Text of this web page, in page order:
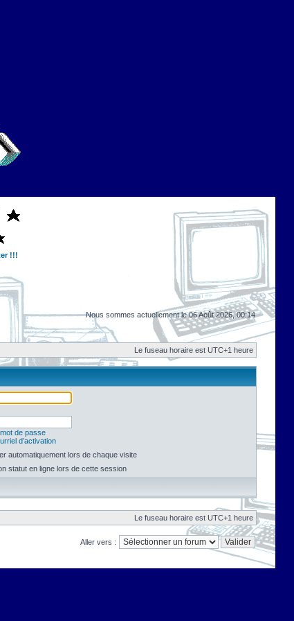
!!!
Nous sommes actuellement le 06 Août 2026, 00:14
Le fuseau horaire est UTC+1 heure
de passe
d’activation
automatiquement lors de chaque visite
statut en ligne lors de cette session
Le fuseau horaire est UTC+1 heure
Aller vers :